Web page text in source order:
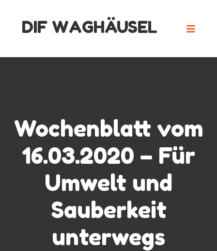
DIF WAGHÄUSEL
Wochenblatt vom
16.03.2020 – Für
Umwelt und
Sauberkeit
unterwegs